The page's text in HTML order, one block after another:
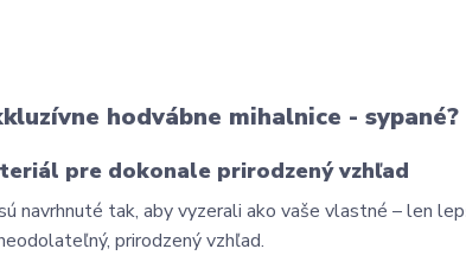
hodvábne mihalnice - sypané?
pre dokonale prirodzený vzhľad
navrhnuté tak, aby vyzerali ako vaše vlastné – len
prirodzený vzhľad.